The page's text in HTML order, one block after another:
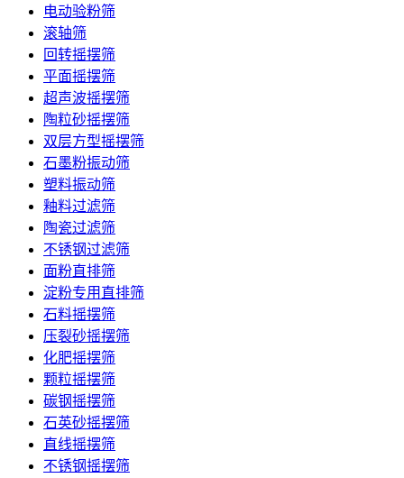
电动验粉筛
滚轴筛
回转摇摆筛
平面摇摆筛
超声波摇摆筛
陶粒砂摇摆筛
双层方型摇摆筛
石墨粉振动筛
塑料振动筛
釉料过滤筛
陶瓷过滤筛
不锈钢过滤筛
面粉直排筛
淀粉专用直排筛
石料摇摆筛
压裂砂摇摆筛
化肥摇摆筛
颗粒摇摆筛
碳钢摇摆筛
石英砂摇摆筛
直线摇摆筛
不锈钢摇摆筛